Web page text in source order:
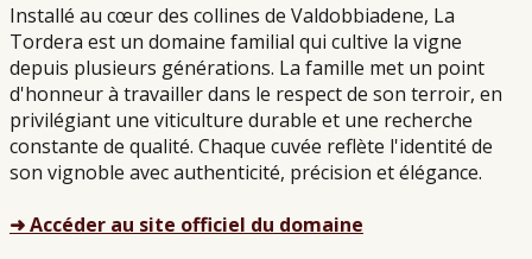
Installé au cœur des collines de Valdobbiadene, La
Tordera est un domaine familial qui cultive la vigne
depuis plusieurs générations. La famille met un point
d'honneur à travailler dans le respect de son terroir, en
privilégiant une viticulture durable et une recherche
constante de qualité. Chaque cuvée reflète l'identité de
son vignoble avec authenticité, précision et élégance.
➜ Accéder au site officiel du domaine